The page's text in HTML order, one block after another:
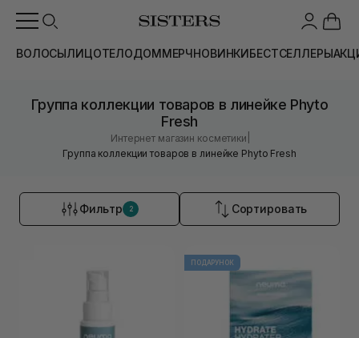
ВОЛОСЫЛИЦОТЕЛОДОММЕРЧНОВИНКИБЕСТСЕЛЛЕРЫ
Группа коллекции товаров в линейке Phyto
Fresh
Интернет магазин косметики
Группа коллекции товаров в линейке Phyto Fresh
Фильтр 2 Сортировать
ПОДАРУНОК